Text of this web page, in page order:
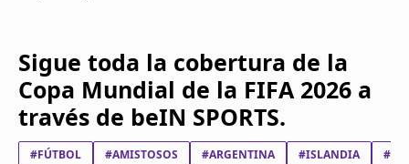
Sigue toda la cobertura de la
Copa Mundial de la FIFA 2026 a
través de beIN SPORTS.
#FÚTBOL #AMISTOSOS #ARGENTINA #ISLANDIA